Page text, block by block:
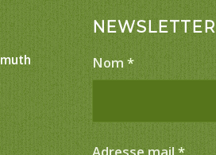
NEWSLETTER
Nom*